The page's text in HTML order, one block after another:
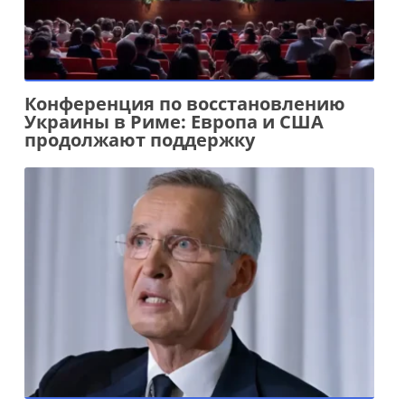
Конференция по восстановлению
Украины в Риме: Европа и США
продолжают поддержку